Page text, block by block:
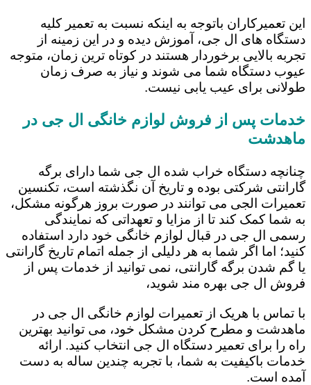
این تعمیرکاران باتوجه به اینکه نسبت به تعمیر کلیه
دستگاه های ال جی، آموزش دیده و در این زمینه از
تجربه بالایی برخوردار هستند در کوتاه ترین زمان، متوجه
عیوب دستگاه شما می شوند و نیاز به صرف زمان
طولانی برای عیب یابی نیست.
خدمات پس از فروش لوازم خانگی ال جی در
ماهدشت
چنانچه دستگاه خراب شده ال جی شما دارای برگه
گارانتی شرکتی بوده و تاریخ آن نگذشته است، تکنسین
تعمیرات الجی می توانند در صورت بروز هرگونه مشکل،
به شما کمک کند تا از مزایا و تعهداتی که نمایندگی
رسمی ال جی در قبال لوازم خانگی خود دارد استفاده
کنید؛ اما اگر شما به هر دلیلی از جمله اتمام تاریخ گارانتی
یا گم شدن برگه گارانتی، نمی توانید از خدمات پس از
فروش ال جی بهره مند شوید،
با تماس با هریک از تعمیرات لوازم خانگی ال جی در
ماهدشت و مطرح کردن مشکل خود، می توانید بهترین
راه را برای تعمیر دستگاه ال جی انتخاب کنید. ارائه
خدمات باکیفیت به شما، با تجربه چندین ساله به دست
آمده است.